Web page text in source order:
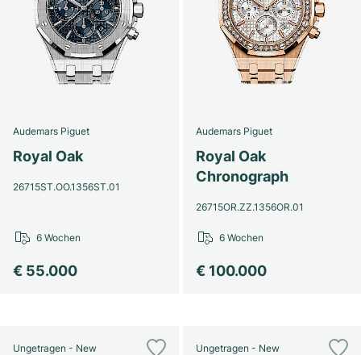
Audemars Piguet
Royal Oak
26715ST.OO.1356ST.01
€ 55.000
6 Wochen
Audemars Piguet
Royal Oak
Chronograph
26715OR.ZZ.1356OR.01
€ 100.000
6 Wochen
Ungetragen - New Ungetragen - New